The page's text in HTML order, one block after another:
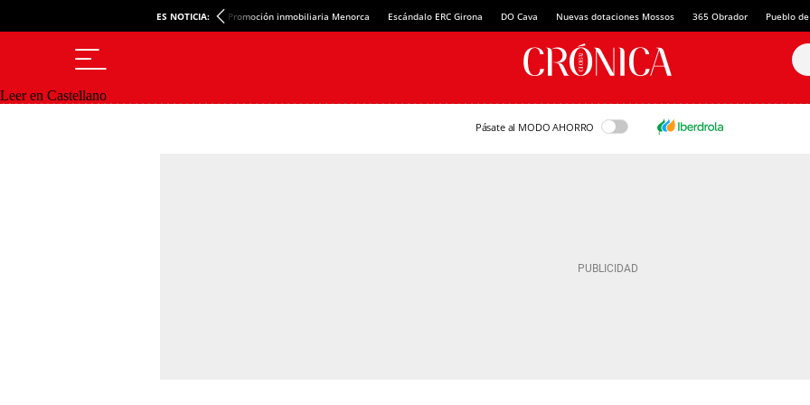
ES NOTICIA: Promoción inmobiliaria Menorca Escándalo ERC Girona DO Cava Nuevas dotaciones Mossos 365 Obrador Pueblo
Leer en Castellano
Pásate al MODO AHORRO